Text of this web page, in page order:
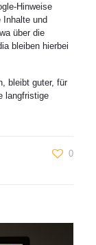
Hinweise
Inhalte und
über die
bleiben hierbei
bleibt guter, für
langfristige
0